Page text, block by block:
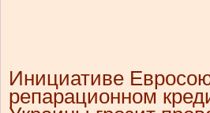
Инициативе
репарационном